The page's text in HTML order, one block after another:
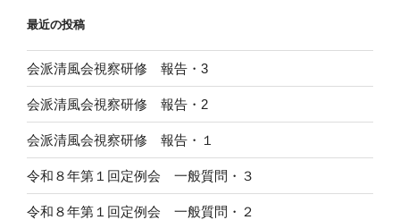
最近の投稿
会派清風会視察研修 報告・3
会派清風会視察研修 報告・2
会派清風会視察研修 報告・１
令和８年第１回定例会 一般質問・３
令和８年第１回定例会 一般質問・２